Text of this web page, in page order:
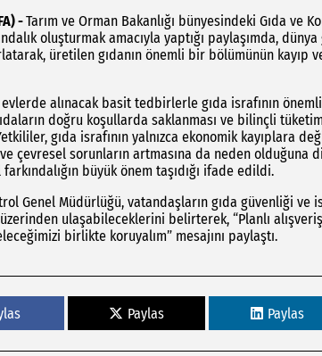
-Tarım ve Orman Bakanlığı bünyesindeki Gıda ve
oluşturmak amacıyla yaptığı paylaşımda,
üretilen gıdanın önemli bir bölümünün kayıp
evlerde alınacak basit tedbirlerle gıda israfının
doğru koşullarda saklanması ve bilinçli tüketim
gıda israfının yalnızca ekonomik kayıplara
ve çevresel sorunların artmasına da neden
büyük önem taşıdığı ifade edildi.
Genel Müdürlüğü, vatandaşların gıda güvenliği ve
ulaşabileceklerini belirterek, “Planlı
birlikte koruyalım” mesajını paylaştı.
Paylas Paylas